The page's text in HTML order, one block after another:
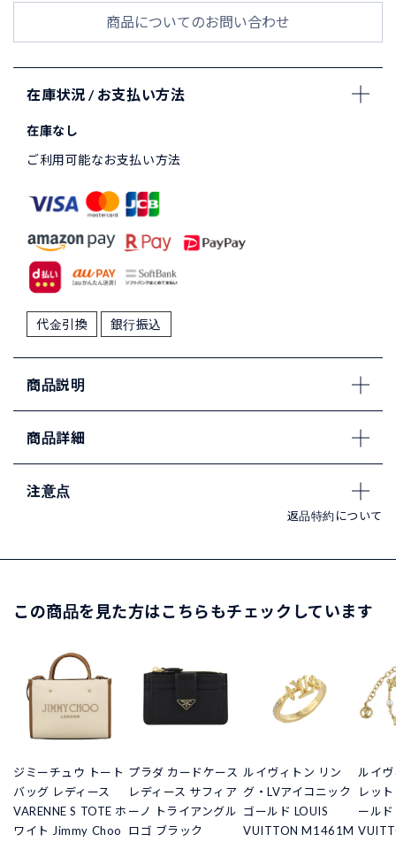
商品についてのお問い合わせ
在庫状況 / お支払い方法
在庫なし
ご利用可能なお支払い方法
代金引換 銀行振込
商品説明
商品詳細
注意点
返品特約について
この商品を見た方はこちらもチェックしています
ジミーチュウ トート
バッグ レディース
VARENNE S TOTE ホ
ワイト Jimmy Choo
プラダ カードケース
レディース サフィア
ーノ トライアングル
ロゴ ブラック
ルイヴィトン リン
グ・LVアイコニック
ゴールド LOUIS
VUITTON M1461M
ルイ
レッ
ール